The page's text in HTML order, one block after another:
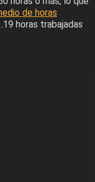
de horas
horas trabajadas